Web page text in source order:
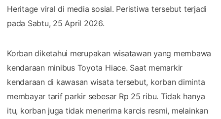
Heritage viral di media sosial. Peristiwa tersebut terjadi
pada Sabtu, 25 April 2026.
Korban diketahui merupakan wisatawan yang membawa
kendaraan minibus Toyota Hiace. Saat memarkir
kendaraan di kawasan wisata tersebut, korban diminta
membayar tarif parkir sebesar Rp 25 ribu. Tidak hanya
itu, korban juga tidak menerima karcis resmi, melainkan